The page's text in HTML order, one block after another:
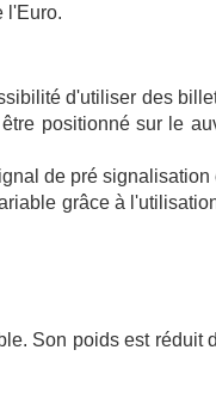
l'Euro.
d'utiliser des
positionné sur le
de pré signalisation
grâce à
Son poids est réduit